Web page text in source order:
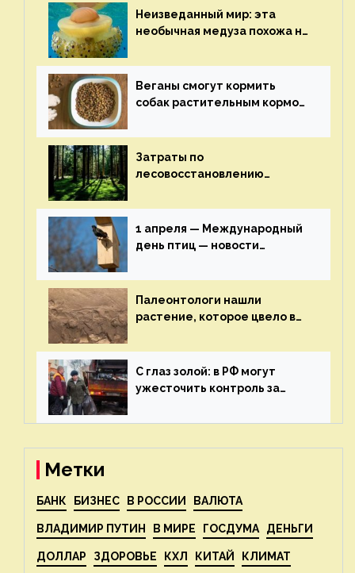
на ECOportal
Неизведанный мир: эта
необычная медуза похожа на
экологии на ECOportal
Веганы смогут кормить
собак растительным кормом
здоровье — новости
экологии на ECOportal
Затраты по
лесовосстановлению
строительства — новости
экологии на ECOportal
1 апреля — Международный
день птиц — новости
Палеонтологи нашли
растение, которое цвело в
экологии на ECOportal
С глаз золой: в РФ могут
ужесточить контроль за
— новости экологии на
Метки
БАНК БИЗНЕС В РОССИИ ВАЛЮТА
ВЛАДИМИР ПУТИН В МИРЕ ГОСДУМА ДЕНЬГИ
ДОЛЛАР ЗДОРОВЬЕ КХЛ КИТАЙ КЛИМАТ